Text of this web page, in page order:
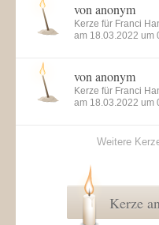
von anonym
Kerze für Franci
am 18.03.2022 um
von anonym
Kerze für Franci
am 18.03.2022 um
Weitere
Kerze